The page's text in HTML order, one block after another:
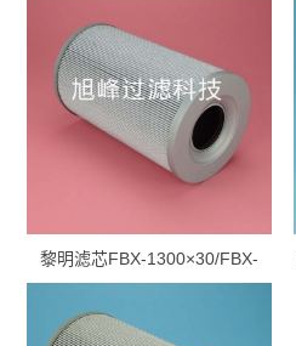
黎明滤芯FBX-1300×30/FBX-
1300*30